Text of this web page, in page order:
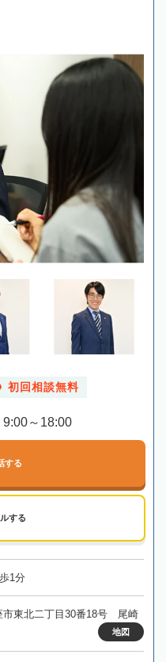
初回相談無料
9:00～18:00
する
する
1分
市東北二丁目30番18号 尾崎
地図